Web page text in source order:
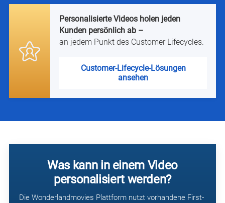
Personalisierte Videos holen jeden
Kunden persönlich ab –
an jedem Punkt des Customer Lifecycles.
Customer-Lifecycle-Lösungen
ansehen
Was kann in einem Video
personalisiert werden?
Die Wonderlandmovies Plattform nutzt vorhandene First-